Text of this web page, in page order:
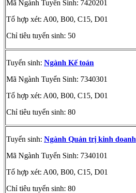
Mã Ngành Tuyển Sinh: 7420201
Tổ hợp xét: A00, B00, C15, D01
Chỉ tiêu tuyển sinh: 50
Tuyển sinh: Ngành Kế toán
Mã Ngành Tuyển Sinh: 7340301
Tổ hợp xét: A00, B00, C15, D01
Chỉ tiêu tuyển sinh: 80
Tuyển sinh: Ngành Quản trị kinh doanh
Mã Ngành Tuyển Sinh: 7340101
Tổ hợp xét: A00, B00, C15, D01
Chỉ tiêu tuyển sinh: 80